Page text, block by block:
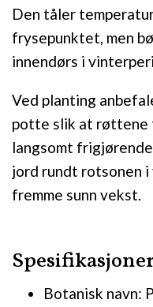
Den tåler
frysepunktet, men
innendørs i
Ved planting
potte slik at røttene
langsomt
jord rundt rotsonen
fremme sunn vekst.
Botanisk navn: